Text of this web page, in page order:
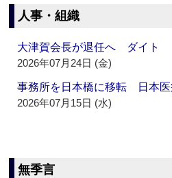
人事・組織
大津賀会長が退任へ ダイト
2026年07月24日 (金)
事務所を日本橋に移転 日本医
2026年07月15日 (水)
無季言